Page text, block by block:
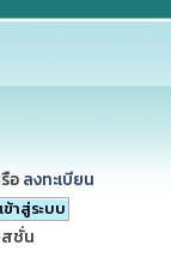
อ ลงทะเบียน
สชั่น